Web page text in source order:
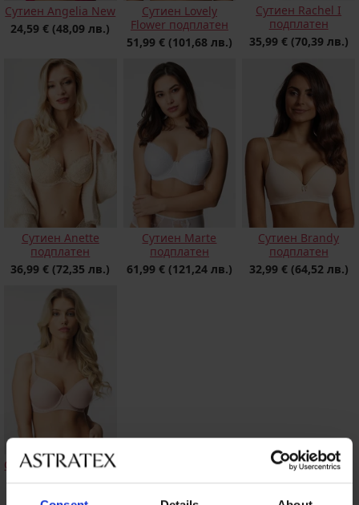
Сутиен Angelia New
24,59 € (48,09 лв.)
Сутиен Lovely
Flower подплатен
51,99 € (101,68 лв.)
Сутиен Rachel I
подплатен
35,99 € (70,39 лв.)
Сутиен Anette
подплатен
36,99 € (72,35 лв.)
Сутиен Marte
подплатен
61,99 € (121,24 лв.)
Сутиен Brandy
подплатен
32,99 € (64,52 лв.)
Сутиен Triumph Soft